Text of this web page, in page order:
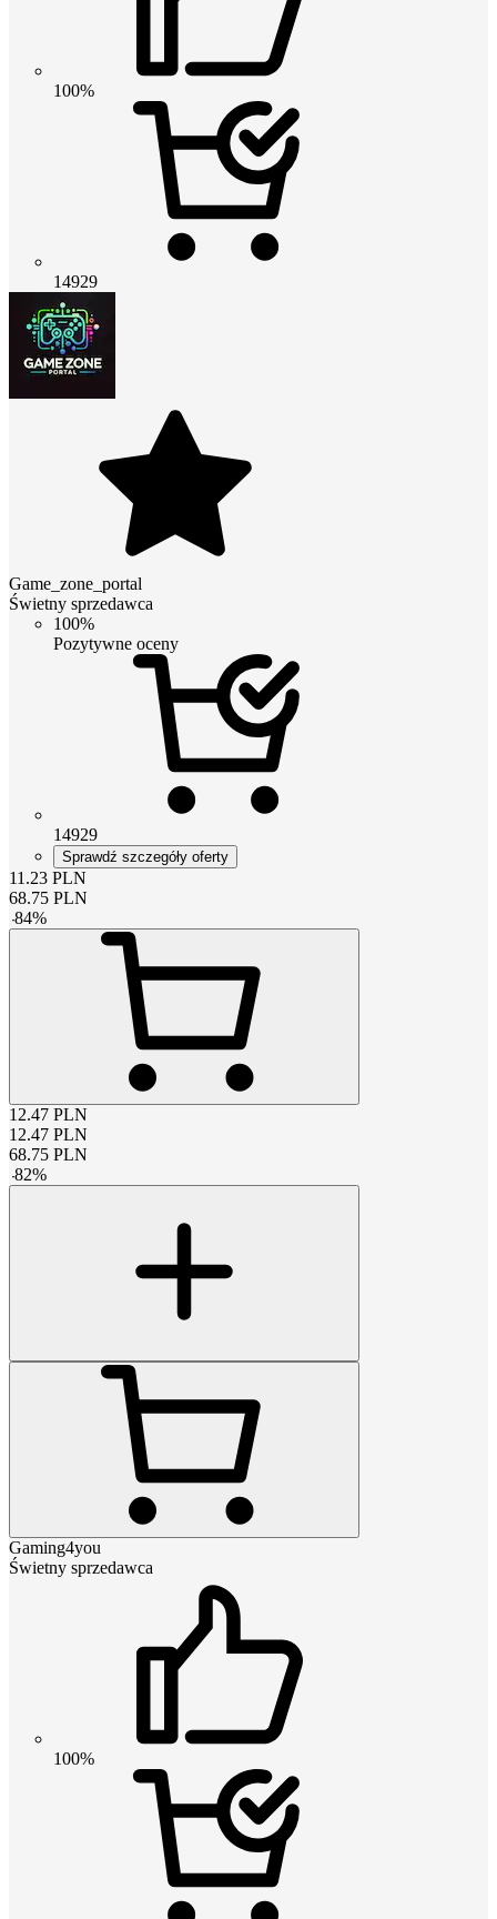
100%
14929
Game_zone_portal
Świetny sprzedawca
100%
Pozytywne oceny
14929
Sprawdź szczegóły oferty
11.23 PLN
68.75 PLN
-84%
12.47 PLN
12.47 PLN
68.75 PLN
-82%
Gaming4you
Świetny sprzedawca
100%